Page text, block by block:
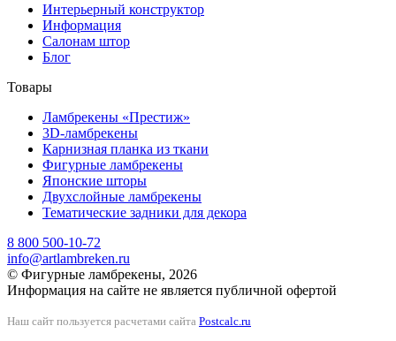
Интерьерный конструктор
Информация
Салонам штор
Блог
Товары
Ламбрекены «Престиж»
3D-ламбрекены
Карнизная планка из ткани
Фигурные ламбрекены
Японские шторы
Двухслойные ламбрекены
Тематические задники для декора
8 800 500-10-72
info@artlambreken.ru
© Фигурные ламбрекены, 2026
Информация на сайте не является публичной офертой
Наш сайт пользуется расчетами сайта Postcalc.ru